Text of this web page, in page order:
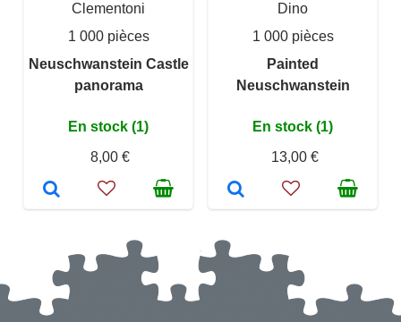
Clementoni
1 000 pièces
Neuschwanstein Castle
panorama
En stock (1)
8,00 €
Dino
1 000 pièces
Painted
Neuschwanstein
En stock (1)
13,00 €